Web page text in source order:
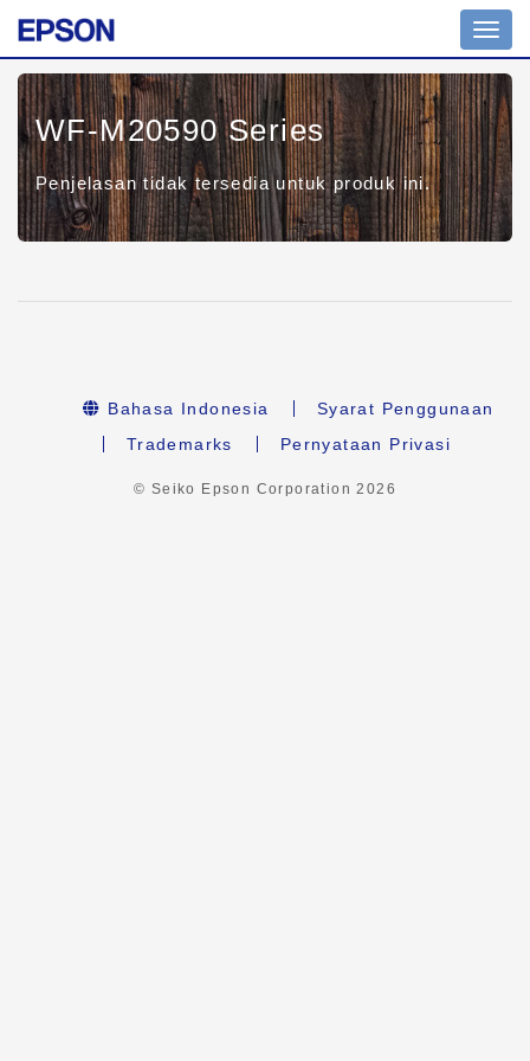
WF-M20590 Series
Penjelasan tidak tersedia untuk produk ini.
Bahasa Indonesia
Syarat Penggunaan
Trademarks
Pernyataan Privasi
© Seiko Epson Corporation2026